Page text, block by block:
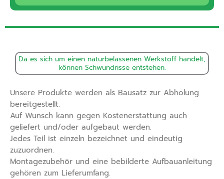
Da es sich um einen naturbelassenen Werkstoff handelt,
können Schwundrisse entstehen.
Unsere Produkte werden als Bausatz zur Abholung
bereitgestellt.
Auf Wunsch kann gegen Kostenerstattung auch
geliefert und/oder aufgebaut werden.
Jedes Teil ist einzeln bezeichnet und eindeutig
zuzuordnen.
Montagezubehör und eine bebilderte Aufbauanleitung
gehören zum Lieferumfang.